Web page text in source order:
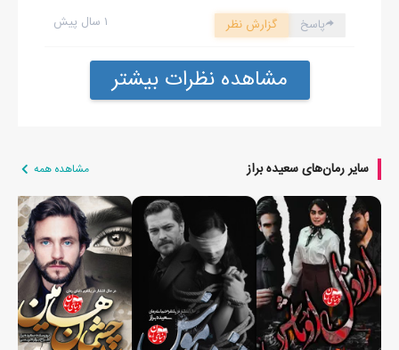
۱ سال پیش پاسخ گزارش نظر
مشاهده نظرات بیشتر
سایر رمان‌های سعیده براز مشاهده همه